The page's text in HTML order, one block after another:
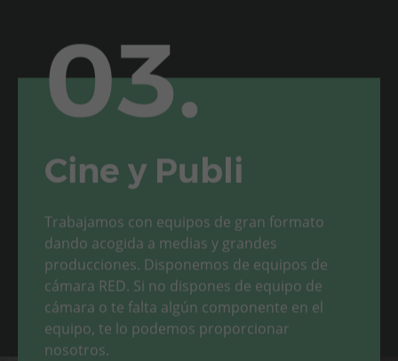
03.
Cine y Publi
Trabajamos con equipos de gran formato
dando acogida a medias y grandes
producciones. Disponemos de equipos de
cámara RED. Si no dispones de equipo de
cámara o te falta algún componente en el
equipo, te lo podemos proporcionar
nosotros.